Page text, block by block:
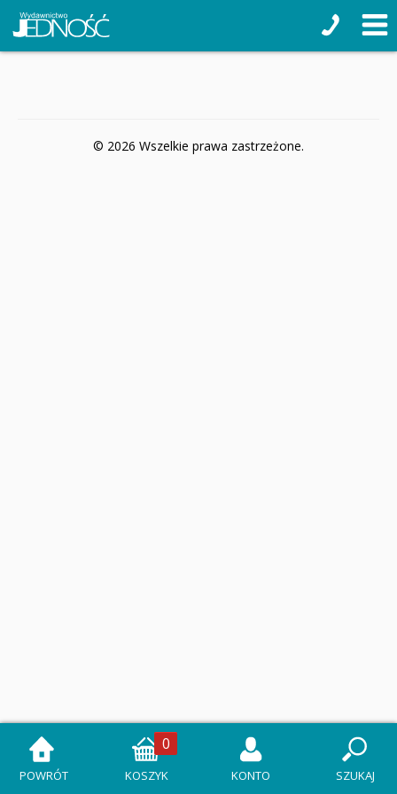
© 2026 Wszelkie prawa zastrzeżone.
POWRÓT
0
KOSZYK KONTO SZUKAJ